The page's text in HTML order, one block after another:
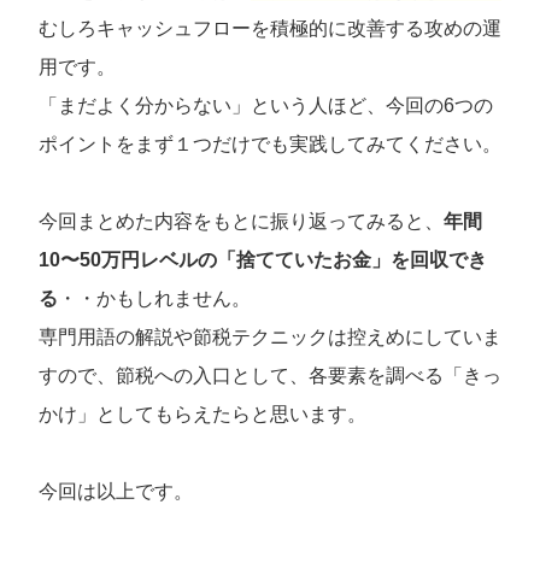
むしろキャッシュフローを積極的に改善する攻めの運
用です。
「まだよく分からない」という人ほど、今回の6つの
ポイントをまず１つだけでも実践してみてください。
今回まとめた内容をもとに振り返ってみると、 年間
10〜50万円レベルの「捨てていたお金」を回収でき
る ・・かもしれません。
専門用語の解説や節税テクニックは控えめにしていま
すので、節税への入口として、各要素を調べる「きっ
かけ」としてもらえたらと思います。
今回は以上です。